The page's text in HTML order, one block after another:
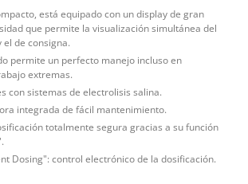
está equipado con un display de gran
que permite la visualización simultánea del
de consigna.
permite un perfecto manejo incluso en
extremas.
con sistemas de electrolisis salina.
integrada de fácil mantenimiento.
totalmente segura gracias a su función
Dosing": control electrónico de la dosificación.